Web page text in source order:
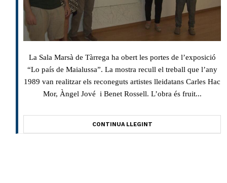
La Sala Marsà de Tàrrega ha obert les portes de l’exposició
“Lo país de Maialussa”. La mostra recull el treball que l’any
1989 van realitzar els reconeguts artistes lleidatans Carles Hac
Mor, Àngel Jové i Benet Rossell. L’obra és fruit...
CONTINUA LLEGINT